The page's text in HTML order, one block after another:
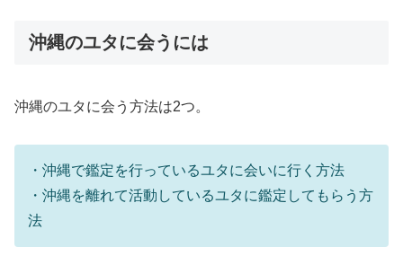
沖縄のユタに会うには
沖縄のユタに会う方法は2つ。
・沖縄で鑑定を行っているユタに会いに行く方法
・沖縄を離れて活動しているユタに鑑定してもらう方
法